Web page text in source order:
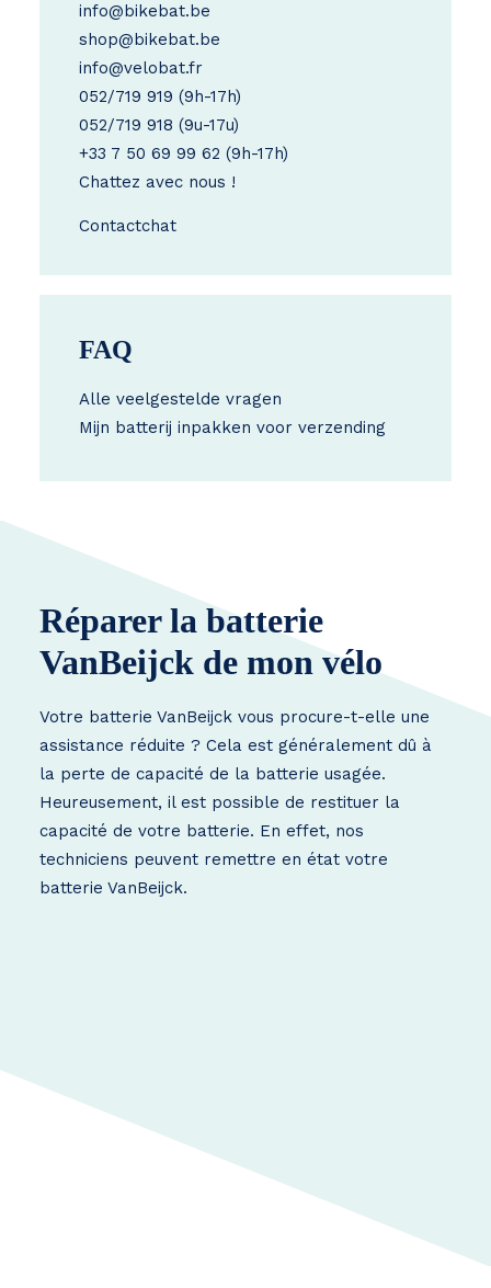
info@bikebat.be
shop@bikebat.be
info@velobat.fr
052/719 919 (9h-17h)
052/719 918 (9u-17u)
+33 7 50 69 99 62 (9h-17h)
Chattez avec nous !
Contactchat
FAQ
Alle veelgestelde vragen
Mijn batterij inpakken voor verzending
Réparer la batterie
VanBeijck de mon vélo
Votre batterie VanBeijck vous procure-t-elle une
assistance réduite ? Cela est généralement dû à
la perte de capacité de la batterie usagée.
Heureusement, il est possible de restituer la
capacité de votre batterie. En effet, nos
techniciens peuvent remettre en état votre
batterie VanBeijck.